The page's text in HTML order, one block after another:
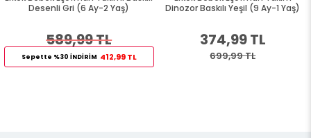
Desenli Gri (6 Ay-2 Yaş)
589,99 TL
Sepette %30 İNDİRİM 412,99 TL
Dinozor Baskılı Yeşil (9 Ay-1 Yaş)
374,99 TL
699,99 TL